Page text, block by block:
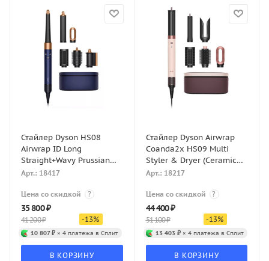
Стайлер Dyson HS08
Airwrap ID Long
Straight+Wavy Prussian
Blue/Copper
Арт.: 18417
Цена со скидкой ?
35 800₽
41 200₽ -13%
10 807 ₽ × 4 платежа в Сплит
В КОРЗИНУ
Стайлер Dyson Airwrap
Coanda2x HS09 Multi
Styler & Dryer (Ceramic
Pink/Rose Gold)
Арт.: 18217
Цена со скидкой ?
44 400₽
51 100₽ -13%
13 403 ₽× 4 платежа в Сплит
В КОРЗИНУ